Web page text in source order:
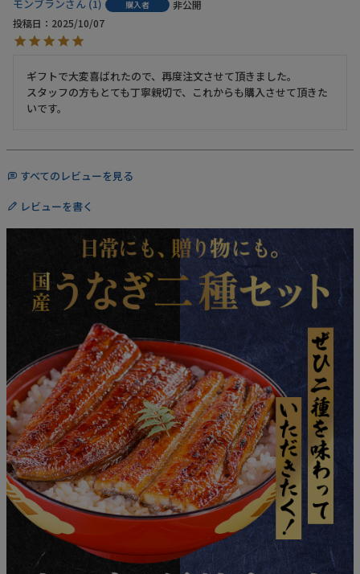
モンブラン 1 購入者
非公開
投稿日
2025/10/07
ギフトで大変喜ばれたので、再度注文させて頂きました。
スタッフの方もとても丁寧親切で、これからも購入させて頂きた
いです。
すべてのレビューを見る
レビューを書く